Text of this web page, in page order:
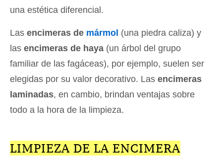
una estética diferencial.
Las encimeras de mármol (una piedra caliza) y
las encimeras de haya (un árbol del grupo
familiar de las fagáceas), por ejemplo, suelen ser
elegidas por su valor decorativo. Las encimeras
laminadas, en cambio, brindan ventajas sobre
todo a la hora de la limpieza.
LIMPIEZA DE LA ENCIMERA